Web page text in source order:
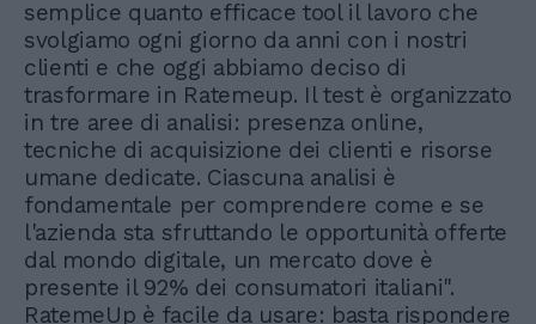
semplice quanto efficace tool il lavoro che
svolgiamo ogni giorno da anni con i nostri
clienti e che oggi abbiamo deciso di
trasformare in Ratemeup. Il test è organizzato
in tre aree di analisi: presenza online,
tecniche di acquisizione dei clienti e risorse
umane dedicate. Ciascuna analisi è
fondamentale per comprendere come e se
l'azienda sta sfruttando le opportunità offerte
dal mondo digitale, un mercato dove è
presente il 92% dei consumatori italiani".
RatemeUp è facile da usare: basta rispondere